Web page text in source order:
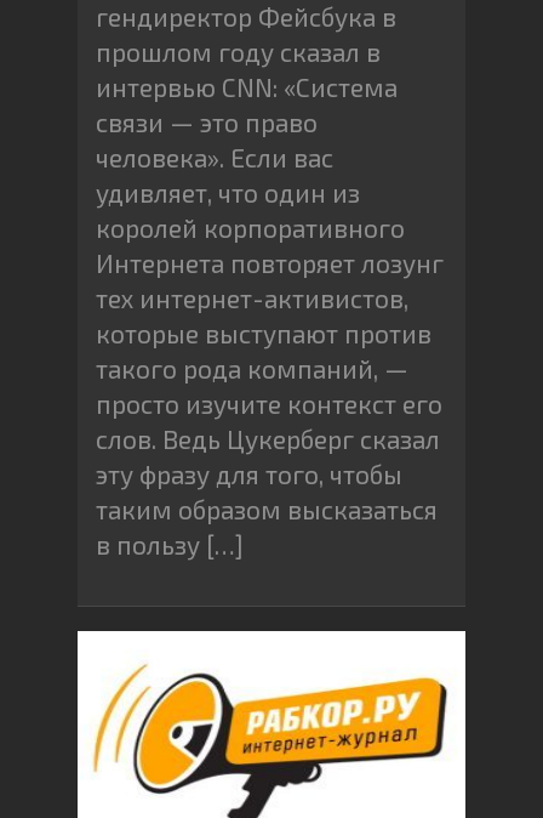
гендиректор Фейсбука в
прошлом году сказал в
интервью CNN: «Система
связи — это право
человека». Если вас
удивляет, что один из
королей корпоративного
Интернета повторяет лозунг
тех интернет-активистов,
которые выступают против
такого рода компаний, —
просто изучите контекст его
слов. Ведь Цукерберг сказал
эту фразу для того, чтобы
таким образом высказаться
в пользу […]